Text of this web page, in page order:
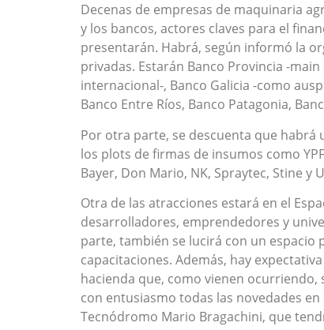
Decenas de empresas de maquinaria
y los bancos, actores claves para el
presentarán. Habrá, según informó la
privadas. Estarán Banco Provincia -
internacional-, Banco Galicia -como
Banco Entre Ríos, Banco Patagonia,
Por otra parte, se descuenta que
los plots de firmas de insumos como
Bayer, Don Mario, NK, Spraytec, Stine y
Otra de las atracciones estará en el
desarrolladores, emprendedores y
parte, también se lucirá con un espacio
capacitaciones. Además, hay
hacienda que, como vienen ocurriendo,
con entusiasmo todas las novedades
Tecnódromo Mario Bragachini, que